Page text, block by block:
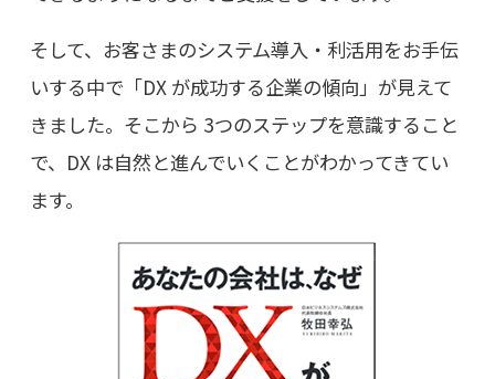
そして、お客さまのシステム導入・利活用をお手伝
いする中で「DX が成功する企業の傾向」が見えて
きました。そこから 3つのステップを意識すること
で、DX は自然と進んでいくことがわかってきてい
ます。